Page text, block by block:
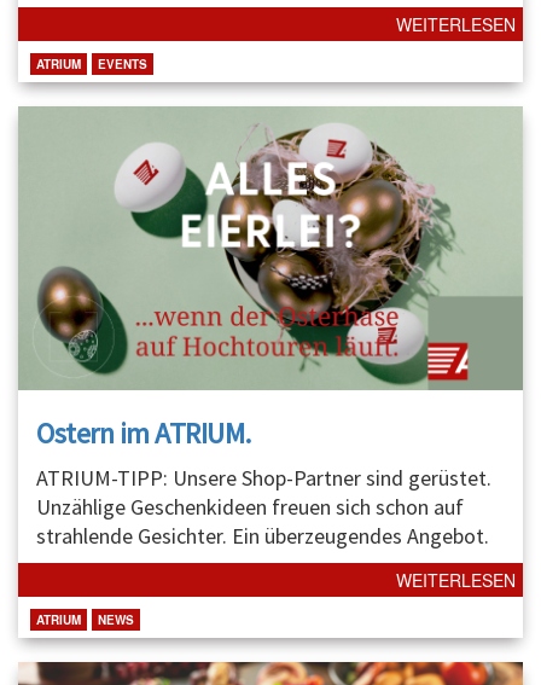
WEITERLESEN
ATRIUM EVENTS
Ostern im ATRIUM.
ATRIUM-TIPP: Unsere Shop-Partner sind gerüstet.
Unzählige Geschenkideen freuen sich schon auf
strahlende Gesichter. Ein überzeugendes Angebot.
WEITERLESEN
ATRIUM NEWS